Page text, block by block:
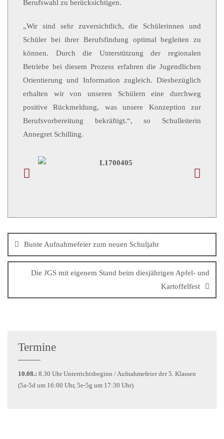
Berufswahl zu berücksichtigen.
„Wir sind sehr zuversichtlich, die Schülerinnen und
Schüler bei ihrer Berufsfindung optimal begleiten zu
können. Durch die Unterstützung der regionalen
Betriebe bei diesem Prozess erfahren die Jugendlichen
Orientierung und Information zugleich. Diesbezüglich
erhalten wir von unseren Schülern eine durchweg
positive Rückmeldung, was unsere Konzeption zur
Berufsvorbereitung bekräftigt.“, so Schulleiterin
Annegret Schilling.
Bunte Aufnahmefeier zum neuen Schuljahr
Die JGS mit eigenem Stand beim diesjährigen Apfel- und
Kartoffelfest
Termine
10.08.: 8.30 Uhr Unterrichtsbeginn / Aufnahmefeier der 5. Klassen
(5a-5d um 16:00 Uhr, 5e-5g um 17:30 Uhr)